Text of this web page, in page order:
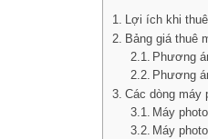
Lợi ích khi
Bảng giá thuê
Phương
Phương
Các dòng máy
Máy
Máy